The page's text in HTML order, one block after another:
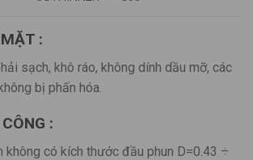
:
sạch, khô ráo, không dính dầu mỡ, các
bị phấn hóa.
:
không có kích thước đầu phun D=0.43 ÷